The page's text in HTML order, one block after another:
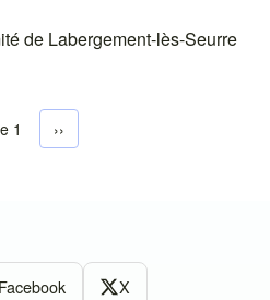
de Labergement-lès-Seurre
Pagination
1 Next page
››
Facebook X